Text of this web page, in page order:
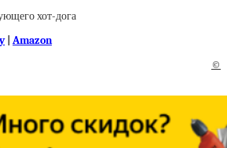
хот-дога
| Amazon
©